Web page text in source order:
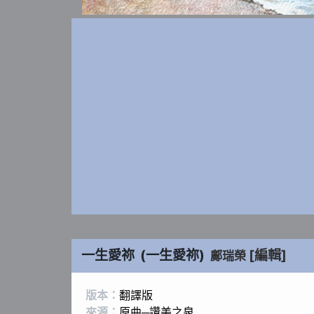
一生愛祢 (一生愛祢) 鄺瑞榮 [編輯]
版本： 翻譯版